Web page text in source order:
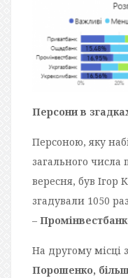
Персони в
Персоною, яку
загального числа
вересня, був Ігор
згадували 1050
–
На другому місці
Порошенко,